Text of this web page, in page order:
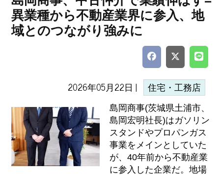
異業種から不動産業界に参入、地
域とのつながり強みに
2026年05月22日 | 住宅・工務店
島岡商事(茨城県土浦市、
島岡宏明社長)はガソリン
スタンドやプロパンガス
事業をメインとしていた
が、40年前から不動産業
に参入した企業だ。地場